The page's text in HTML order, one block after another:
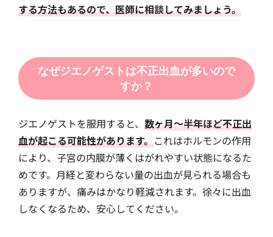
する方法もあるので、医師に相談してみましょう。
なぜジエノゲストは不正出血が多いので
すか？
ジエノゲストを服用すると、 数ヶ月〜半年ほど不正出
血が起こる可能性があります。これはホルモンの作用
により、子宮の内膜が薄くはがれやすい状態になるた
めです。月経と変わらない量の出血が見られる場合も
ありますが、痛みはかなり軽減されます。徐々に出血
しなくなるため、安心してください。